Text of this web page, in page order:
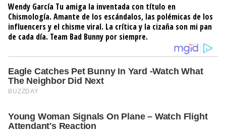
Wendy García Tu amiga la inventada con título en
Chismología. Amante de los escándalos, las polémicas de los
influencers y el chisme viral. La crítica y la cizaña son mi pan
de cada día. Team Bad Bunny por siempre.